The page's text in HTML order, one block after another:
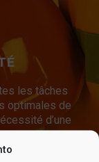
les tâches
optimales de
d’une
services et